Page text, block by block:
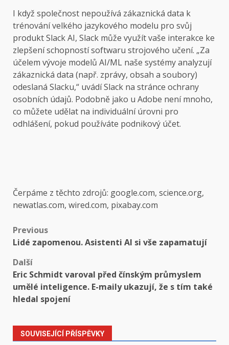
I když společnost nepoužívá zákaznická data k
trénování velkého jazykového modelu pro svůj
produkt Slack AI, Slack může využít vaše interakce ke
zlepšení schopností softwaru strojového učení. „Za
účelem vývoje modelů AI/ML naše systémy analyzují
zákaznická data (např. zprávy, obsah a soubory)
odeslaná Slacku,“ uvádí Slack na stránce ochrany
osobních údajů. Podobně jako u Adobe není mnoho,
co můžete udělat na individuální úrovni pro
odhlášení, pokud používáte podnikový účet.
Čerpáme z těchto zdrojů: google.com, science.org,
newatlas.com, wired.com, pixabay.com
Post
navigation
Previous
Lidé zapomenou. Asistenti AI si vše zapamatují
Další
Eric Schmidt varoval před čínským průmyslem
umělé inteligence. E-maily ukazují, že s tím také
hledal spojení
SOUVISEJÍCÍ PŘÍSPĚVKY